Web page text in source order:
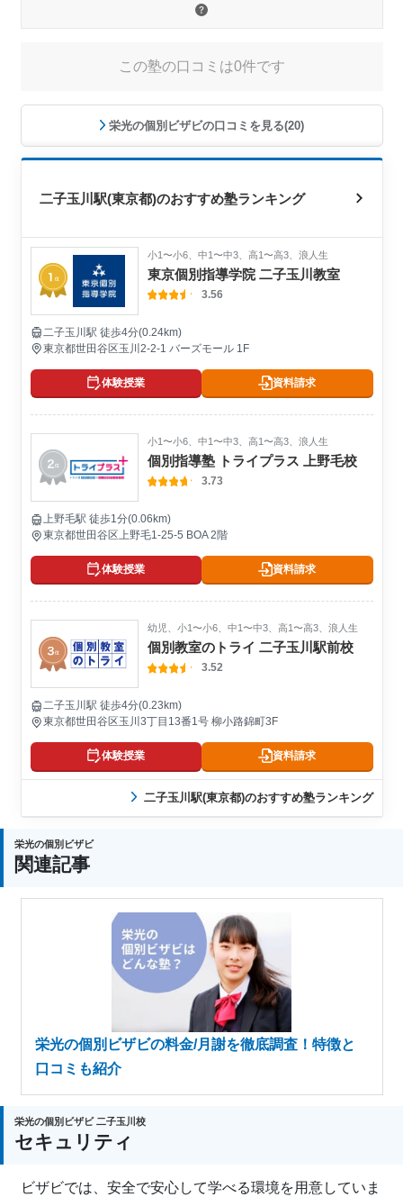
この塾の口コミは0件です
栄光の個別ビザビの口コミを見る(20)
二子玉川駅(東京都)のおすすめ塾ランキング
小1〜小6、中1〜中3、高1〜高3、浪人生
東京個別指導学院 二子玉川教室
3.56
二子玉川駅 徒歩4分(0.24km)
東京都世田谷区玉川2-2-1 バーズモール 1F
体験授業 資料請求
小1〜小6、中1〜中3、高1〜高3、浪人生
個別指導塾 トライプラス 上野毛校
3.73
上野毛駅 徒歩1分(0.06km)
東京都世田谷区上野毛1-25-5 BOA 2階
体験授業 資料請求
幼児、小1〜小6、中1〜中3、高1〜高3、浪人生
個別教室のトライ 二子玉川駅前校
3.52
二子玉川駅 徒歩4分(0.23km)
東京都世田谷区玉川3丁目13番1号 柳小路錦町3F
体験授業 資料請求
二子玉川駅(東京都)のおすすめ塾ランキング
栄光の個別ビザビ
関連記事
栄光の個別ビザビの料金/月謝を徹底調査！特徴と
口コミも紹介
栄光の個別ビザビ 二子玉川校
セキュリティ
ビザビでは、安全で安心して学べる環境を用意していま